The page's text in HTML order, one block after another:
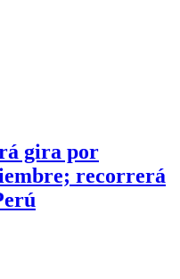
gira por
recorrerá